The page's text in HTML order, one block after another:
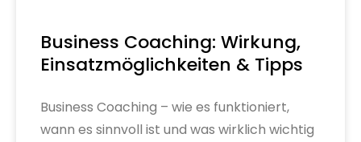
Business Coaching: Wirkung,
Einsatzmöglichkeiten & Tipps
Business Coaching – wie es funktioniert,
wann es sinnvoll ist und was wirklich wichtig